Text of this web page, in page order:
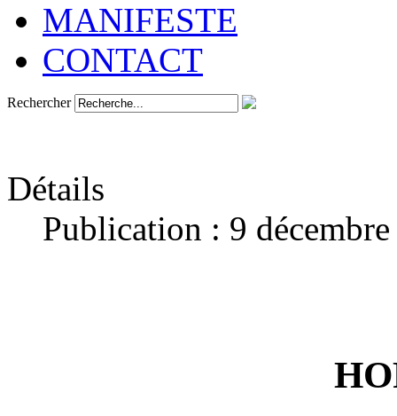
MANIFESTE
CONTACT
Rechercher
Détails
Publication : 9